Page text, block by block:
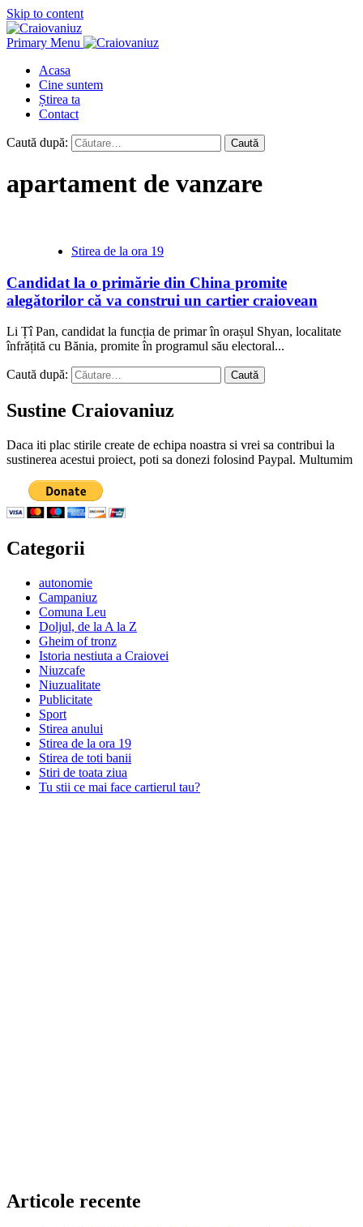
Skip to content
Primary Menu
Acasa
Cine suntem
Știrea ta
Contact
Caută după:
apartament de vanzare
Stirea de la ora 19
Candidat la o primărie din China promite
alegătorilor că va construi un cartier craiovean
Li Țî Pan, candidat la funcția de primar în orașul Shyan, localitate
înfrățită cu Bănia, promite în programul său electoral...
Caută după:
Sustine Craiovaniuz
Daca iti plac stirile create de echipa noastra si vrei sa contribui la
sustinerea acestui proiect, poti sa donezi folosind Paypal. Multumim
Categorii
autonomie
Campaniuz
Comuna Leu
Doljul, de la A la Z
Gheim of tronz
Istoria nestiuta a Craiovei
Niuzcafe
Niuzualitate
Publicitate
Sport
Stirea anului
Stirea de la ora 19
Stirea de toti banii
Stiri de toata ziua
Tu stii ce mai face cartierul tau?
Articole recente